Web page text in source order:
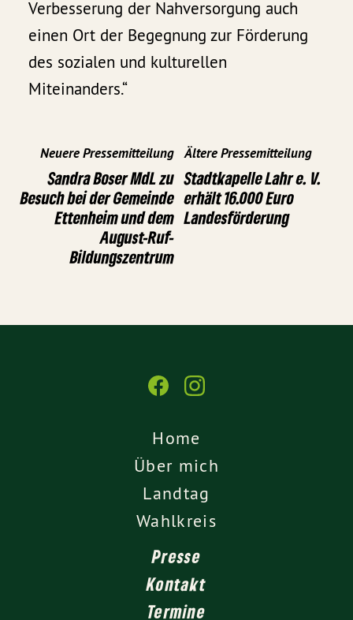
Verbesserung der Nahversorgung auch
einen Ort der Begegnung zur Förderung
des sozialen und kulturellen
Miteinanders.“
Neuere Pressemitteilung
Sandra Boser MdL zu
Besuch bei der Gemeinde
Ettenheim und dem
August-Ruf-
Bildungszentrum
Ältere Pressemitteilung
Stadtkapelle Lahr e. V.
erhält 16.000 Euro
Landesförderung
Home
Über mich
Landtag
Wahlkreis
Presse
Kontakt
Termine